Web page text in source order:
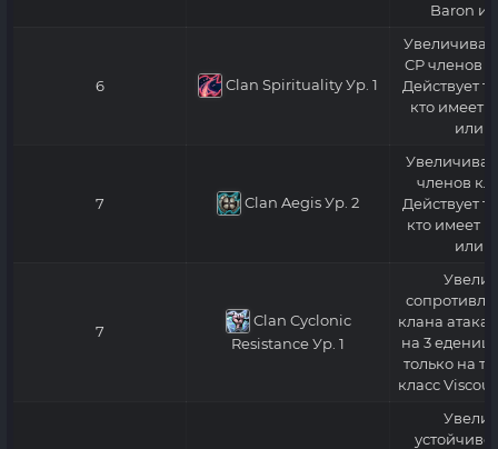
Baron
6 Clan SpiritualityУр. 1
CP членов
Действует
кто имеет
или
7 Clan AegisУр. 2
членов
Действует
кто имеет
или
7
Clan Cyclonic
ResistanceУр. 1
клана
на 3
только на
класс